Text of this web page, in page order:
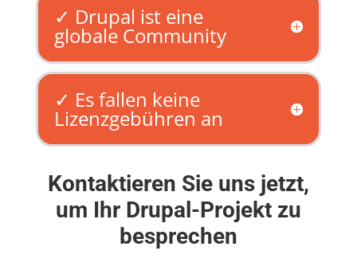
✓ Drupal ist eine
globale Community
✓ Es fallen keine
Lizenzgebühren an
Kontaktieren Sie uns jetzt,
um Ihr Drupal-Projekt zu
besprechen